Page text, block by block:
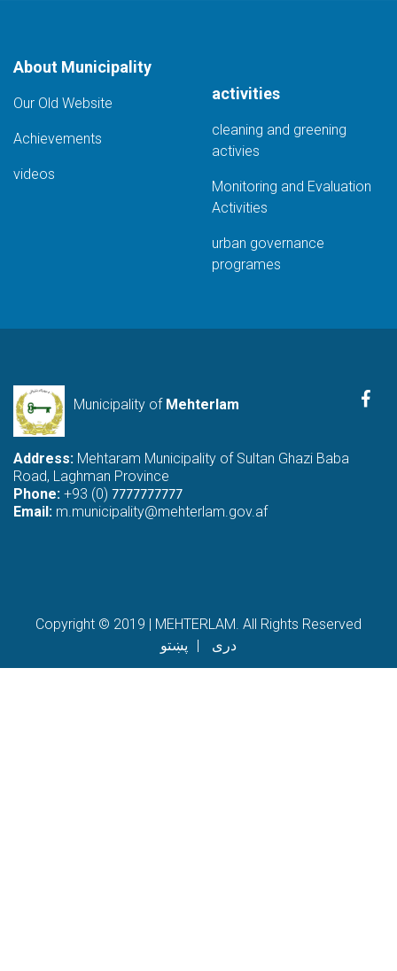
About Municipality
Our Old Website
Achievements
videos
activities
cleaning and greening
activies
Monitoring and Evaluation
Activities
urban governance
programes
Municipality of Mehterlam
Address: Mehtaram Municipality of Sultan Ghazi Baba
Road, Laghman Province
Phone: +93 (0) 7777777777
Email: m.municipality@mehterlam.gov.af
Copyright © 2019 | MEHTERLAM. All Rights Reserved
پښتو
دری